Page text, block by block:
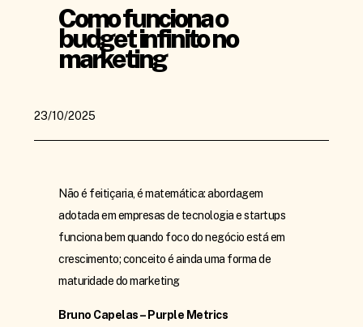
Como funciona o
budget infinito no
marketing
23/10/2025
Não é feitiçaria, é matemática: abordagem
adotada em empresas de tecnologia e startups
funciona bem quando foco do negócio está em
crescimento; conceito é ainda uma forma de
maturidade do marketing
Bruno Capelas – Purple Metrics